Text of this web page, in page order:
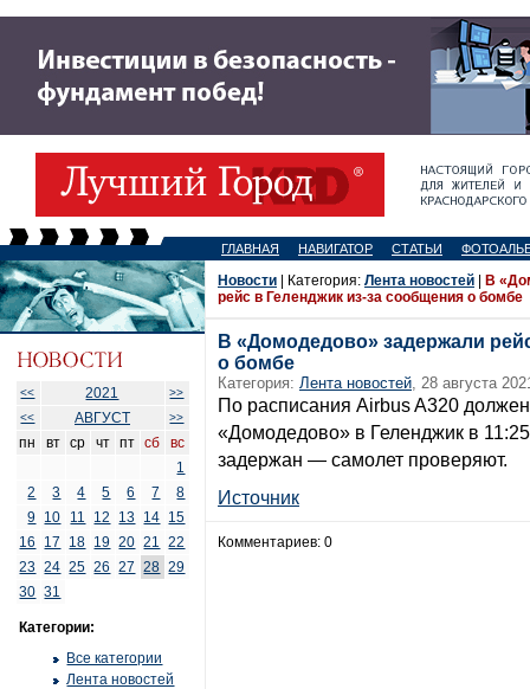
ГЛАВНАЯ НАВИГАТОР СТАТЬИ
<< 2021
>>
<<
АВГУСТ >>
пн вт ср чт пт сб
вс
1
2
3 4 5 6 7
8
9 10 11 12 13 14 15
16
17 18 19 20 21
22
23 24 25 26 27 28 29
30 31
Категории:
Все категории
Лента новостей
Новости | Категория: Лента новостей
В
рейс в Геленджик из-за сообщения о бомбе
В «Домодедово» задержали
о бомбе
Категория: Лента новостей, 28 августа
По расписания Airbus A320
«Домодедово» в Геленджик в
задержан — самолет проверяют.
Источник
Комментариев: 0